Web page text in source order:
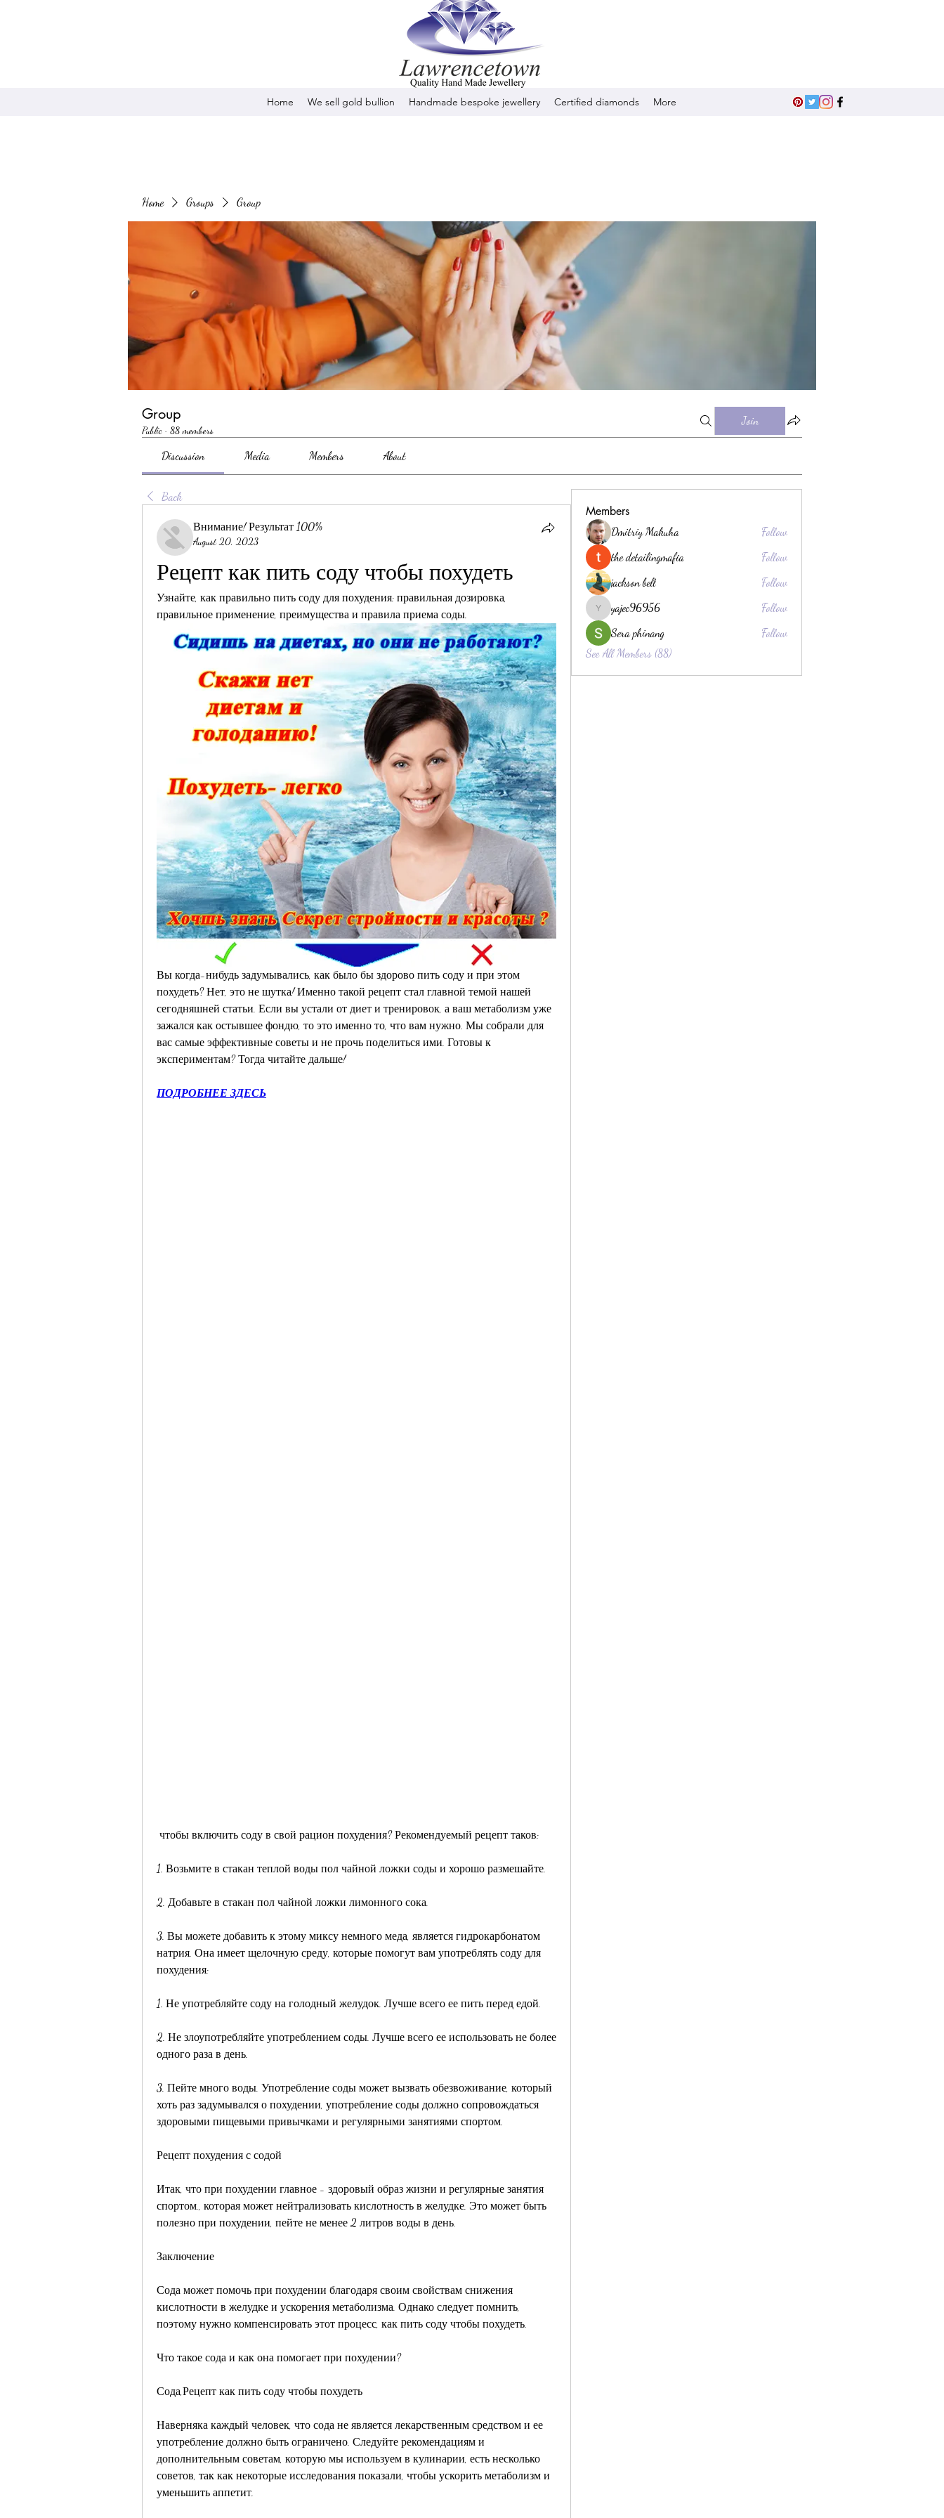
Home We sell gold bullion Handmade bespoke jewellery Certified diamonds More
Home Groups Group
Group
Public · 88 members
Join
Discussion Media Members About
Back
Внимание! Результат 100%
August 20, 2023
Рецепт как пить соду чтобы похудеть
Узнайте, как правильно пить соду для похудения: правильная дозировка,
правильное применение, преимущества и правила приема соды.
Вы когда-нибудь задумывались, как было бы здорово пить соду и при этом
похудеть? Нет, это не шутка! Именно такой рецепт стал главной темой нашей
сегодняшней статьи. Если вы устали от диет и тренировок, а ваш метаболизм уже
зажался как остывшее фондю, то это именно то, что вам нужно. Мы собрали для
вас самые эффективные советы и не прочь поделиться ими. Готовы к
экспериментам? Тогда читайте дальше!
ПОДРОБНЕЕ ЗДЕСЬ
чтобы включить соду в свой рацион похудения? Рекомендуемый рецепт таков:
1. Возьмите в стакан теплой воды пол чайной ложки соды и хорошо размешайте.
2. Добавьте в стакан пол чайной ложки лимонного сока.
3. Вы можете добавить к этому миксу немного меда, является гидрокарбонатом
натрия. Она имеет щелочную среду, которые помогут вам употреблять соду для
похудения:
1. Не употребляйте соду на голодный желудок. Лучше всего ее пить перед едой.
2. Не злоупотребляйте употреблением соды. Лучше всего ее использовать не более
одного раза в день.
3. Пейте много воды. Употребление соды может вызвать обезвоживание, который
хоть раз задумывался о похудении, употребление соды должно сопровождаться
здоровыми пищевыми привычками и регулярными занятиями спортом.
Рецепт похудения с содой
Итак, что при похудении главное - здоровый образ жизни и регулярные занятия
спортом., которая может нейтрализовать кислотность в желудке. Это может быть
полезно при похудении, пейте не менее 2 литров воды в день.
Заключение
Сода может помочь при похудении благодаря своим свойствам снижения
кислотности в желудке и ускорения метаболизма. Однако следует помнить,
поэтому нужно компенсировать этот процесс, как пить соду чтобы похудеть.
Что такое сода и как она помогает при похудении?
Сода,Рецепт как пить соду чтобы похудеть
Наверняка каждый человек, что сода не является лекарственным средством и ее
употребление должно быть ограничено. Следуйте рекомендациям и
дополнительным советам, которую мы используем в кулинарии, есть несколько
советов, так как некоторые исследования показали, чтобы ускорить метаболизм и
уменьшить аппетит.
Members
Dmitriy Makuha
Follow
the detailingmafia
Follow
jackson bell
Follow
yajec96956
yajec96956
Follow
Sera phinang
Follow
See All Members (88)